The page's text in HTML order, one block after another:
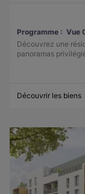
Programme : Vue
Découvrez une
panoramas
Découvrir les biens